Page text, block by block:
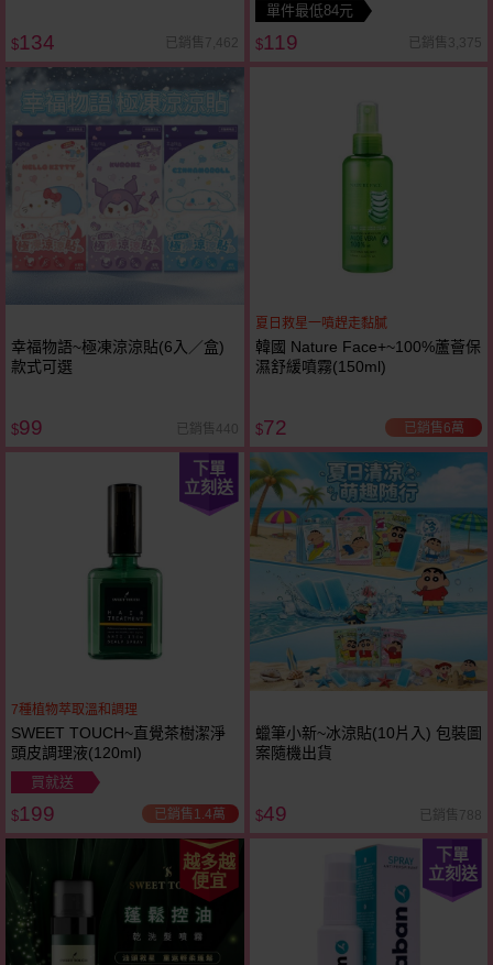
$134 已銷售7,462
單件最低84元
$119 已銷售3,375
幸福物語~極凍涼涼貼(6入／盒)
款式可選
$99 已銷售440
夏日救星一噴趕走黏膩
韓國 Nature Face+~100%蘆薈保
濕舒緩噴霧(150ml)
$72 已銷售6萬
下單
立刻送
7種植物萃取溫和調理
SWEET TOUCH~直覺茶樹潔淨
頭皮調理液(120ml)
買就送
$199 已銷售1.4萬
蠟筆小新~冰涼貼(10片入) 包裝圖
案隨機出貨
$49 已銷售788
越多越
便宜
下單
立刻送